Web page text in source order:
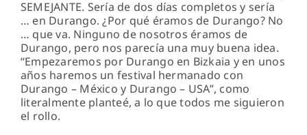
SEMEJANTE. Sería de dos días completos y sería
… en Durango. ¿Por qué éramos de Durango? No
… que va. Ninguno de nosotros éramos de
Durango, pero nos parecía una muy buena idea.
“Empezaremos por Durango en Bizkaia y en unos
años haremos un festival hermanado con
Durango – México y Durango – USA”, como
literalmente planteé, a lo que todos me siguieron
el rollo.